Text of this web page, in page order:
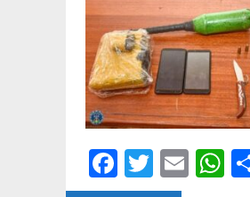
Facebook